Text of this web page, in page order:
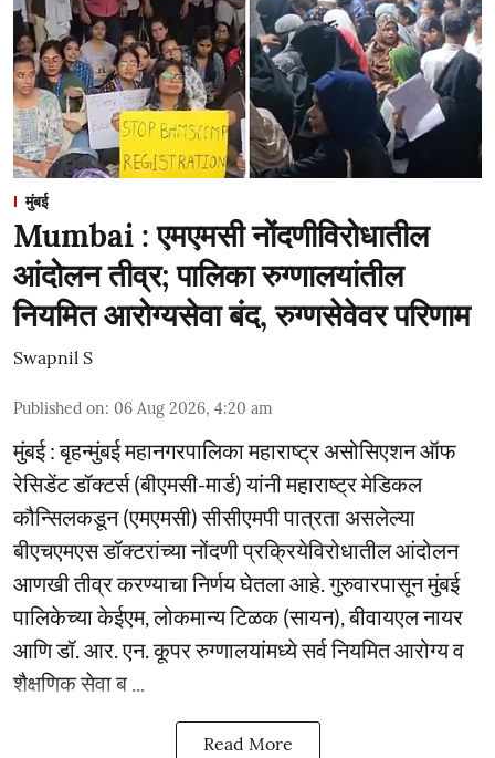
मुंबई
Mumbai : एमएमसी नोंदणीविरोधातील
आंदोलन तीव्र; पालिका रुग्णालयांतील
नियमित आरोग्यसेवा बंद, रुग्णसेवेवर परिणाम
Swapnil S
Published on: 06 Aug 2026, 4:20 am
मुंबई : बृहन्मुंबई महानगरपालिका महाराष्ट्र असोसिएशन ऑफ
रेसिडेंट डॉक्टर्स (बीएमसी-मार्ड) यांनी महाराष्ट्र मेडिकल
कौन्सिलकडून (एमएमसी) सीसीएमपी पात्रता असलेल्या
बीएचएमएस डॉक्टरांच्या नोंदणी प्रक्रियेविरोधातील आंदोलन
आणखी तीव्र करण्याचा निर्णय घेतला आहे. गुरुवारपासून मुंबई
पालिकेच्या केईएम, लोकमान्य टिळक (सायन), बीवायएल नायर
आणि डॉ. आर. एन. कूपर रुग्णालयांमध्ये सर्व नियमित आरोग्य व
शैक्षणिक सेवा ब ...
Read More